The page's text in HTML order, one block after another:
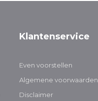
Klantenservice
Even voorstellen
Algemene voorwaarden
Disclaimer